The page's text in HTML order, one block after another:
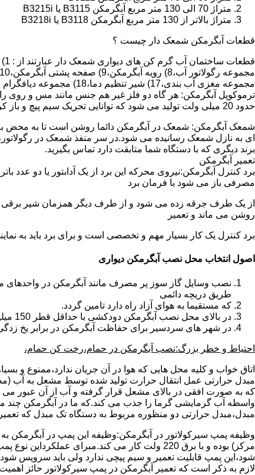
متراژ 70 الی 130 متر مربع آبگرمکن B3115 یا B3215i
متراژ بالاتر از 130 متر مربع آبگرمکن B3118 یا B3218i
قطعات آبگرمکن شمعک دار چیست ؟
مجموعه مغزی آب بندی،17) شیر تنظیم دما،18) مجموعه دیافگرام و میل سوپاپ آب 19) ترموکوپل و … که ما برای تعمیر آبگرمکن باید به نمایندگی های مجاز همان برند تماس حاصل فرمایید.
ترموکوپل آبگرمکن: هر گاه دو فلز غیر هم جنس مانند مس و روی
حدود 20 میلی ولت تولید می شود که توانایی تحریک سیم پیچ و باز کردن شیر مغناطیسی وسایل گاز سوز را در مدت 20 ثانیه دارد.
شمعک آبگرمکن: شمعک در آبگرمکن دائما روشن است تا به محض
ای به نازل شمعک رسانیده می شود.در سر منفذ شمعک در
برند دیگری که با دستگاه شما متابقت دارد تماس بگیرید.
تعمیر آبگرمکن
مصرفی باز می شود با فرمان برد
از یک طرف جرقه زده می شود و از طرف دیگر همزمان شیر برقی
روشن می ماند و تعمیر
برد کنترل یک کار بسیار مهم و تخصصی است و برای برد باید به
اصول انتخاب محل نصب آبگرمکن دیواری
طریق دریچه دائمی
که مستقیما به هوای آزاد راه دارد تامین گردد.
در بالای محل نصب آبگرمکن دودکشی با حداقل قطر 150 میلیمتر تعبیه شده باشد.
در شهر های سردسیر برای حفاظت آبگرمکن در برابر یخ
احتیاط و خطر بزرگ:نصب آبگرمکن در حمام،رخت کن حمام،
اتاق خواب و کلیه محل هایی که هوا در آن جریان ندارد،ممنوع و
مبدل حرارتی عمل انتقال حرارت تولید شده توسط مشعل به آب
که به صورت افقی در بالای مشعل قرار گرفته و آب از آن عبور
واسطه آب گرمایشی گرما را جذب می کند.که ما در آبگرمکن چند
مبدل،مبدل حرارتی دو منظوره مربوط به دستگاه تک مبدل که
وظیفه پمپ سیرکولاتور در آبگرمکن:وظیفه این پمپ در آبگرمکن
مرکز) بوده و با برق 220 ولت کار می
شود،این پمپ قابلیت تعمیر و سیم پیچی ندارد ولی باید سرویس
لازم به ذکر است که تعمیر آبگرمکن در پمپ سیرکولاتور حائز